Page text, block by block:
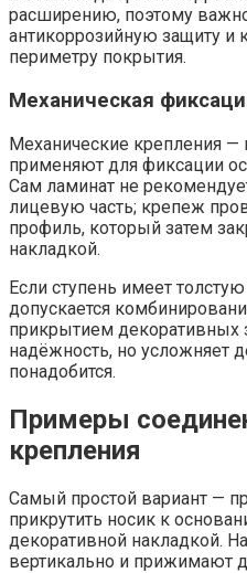
расширению, поэтому
антикоррозийную защиту
периметру покрытия.
Механическая
Механические крепления
применяют для фиксации
Сам ламинат не
лицевую часть; крепеж
профиль, который затем
накладкой.
Если ступень имеет
допускается
прикрытием
надёжность, но усложняет
понадобится.
Примеры
крепления
Самый простой вариант —
прикрутить носик к
декоративной накладкой.
вертикально и прижимают